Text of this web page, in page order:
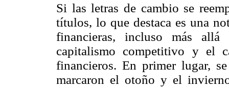
Si las letras de cambio se
títulos, lo que destaca es una
financieras, incluso más
capitalismo competitivo y el
financieros. En primer lugar,
marcaron el otoño y el